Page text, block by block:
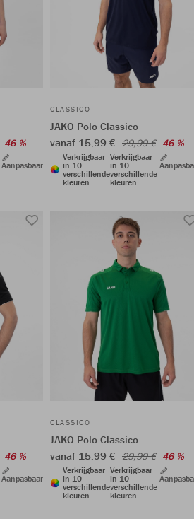
46 %
Aanpasbaar
CLASSICO
JAKO Polo Classico
vanaf 15,99 € 29,99 € 46 %
Verkrijgbaar
in 10
verschillende
kleuren
Verkrijgbaar
in 10
verschillende
kleuren
46 %
Aanpasbaar
CLASSICO
JAKO Polo Classico
vanaf 15,99 € 29,99 € 46 %
Verkrijgbaar
in 10
verschillende
kleuren
Verkrijgbaar
in 10
verschillende
kleuren